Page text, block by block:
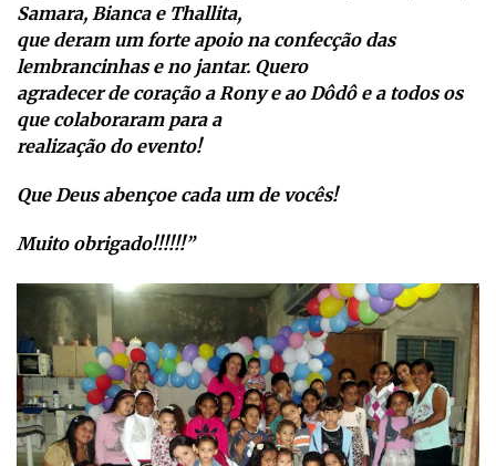
Samara, Bianca e Thallita,
que deram um forte apoio na confecção das
lembrancinhas e no jantar. Quero
agradecer de coração a Rony e ao Dôdô e a todos os
que colaboraram para a
realização do evento!
Que Deus abençoe cada um de vocês!
Muito obrigado!!!!!!”